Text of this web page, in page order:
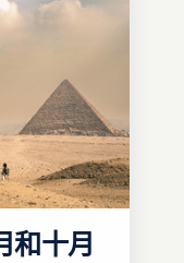
和十月